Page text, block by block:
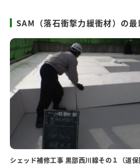
SAM（落石衝撃力緩衝材）の
シェッド補修工事 黒部西川線その１（道保